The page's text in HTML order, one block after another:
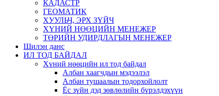
КАДАСТР
ГЕОМАТИК
ХУУЛЬЧ, ЭРХ ЗҮЙЧ
ХҮНИЙ НӨӨЦИЙН МЕНЕЖЕР
ТӨРИЙН УДИРДЛАГЫН МЕНЕЖЕР
Шилэн данс
ИЛ ТОД БАЙДАЛ
Хүний нөөцийн ил тод байдал
Албан хаагчдын мэдээлэл
Албан тушаалын тодорхойлолт
Ёс зүйн дэд зөвлөлийн бүрэлдэхүүн